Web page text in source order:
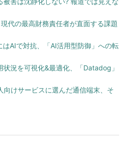
代の最高財務責任者が直面する課題
はAIで対抗、「AI活用型防御」への転
況を可視化&最適化、「Datadog」
向けサービスに選んだ通信端末、そ